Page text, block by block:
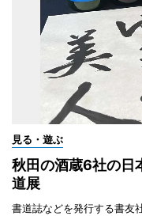
見る・遊ぶ
秋田の酒蔵6社の日
道展
書道誌などを発行する書友